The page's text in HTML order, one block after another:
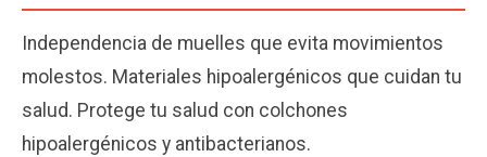
Independencia de muelles que evita movimientos
molestos. Materiales hipoalergénicos que cuidan tu
salud. Protege tu salud con colchones
hipoalergénicos y antibacterianos.